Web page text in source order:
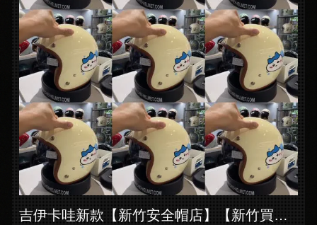
吉伊卡哇新款【新竹安全帽店】【新竹買安